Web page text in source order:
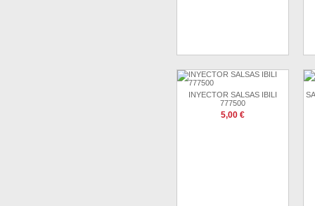
INYECTOR SALSAS IBILI
777500
5,00 €